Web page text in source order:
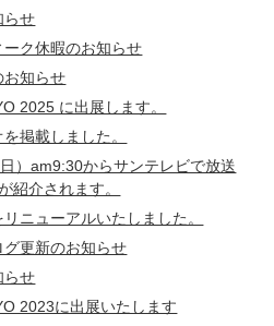
らせ
ーク休暇のお知らせ
お知らせ
2025 に出展します。
掲載しました。
）am9:30からサンテレビで放送
紹介されます。
ニューアルいたしました。
更新のお知らせ
らせ
2023に出展いたします